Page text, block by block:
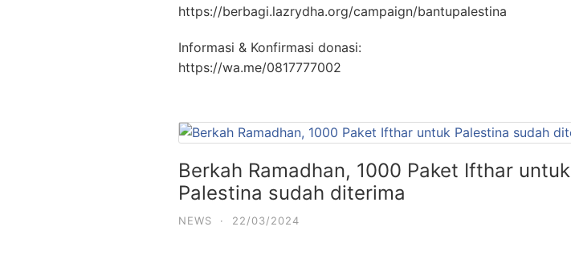
https://berbagi.lazrydha.org/campaign/bantupalestina
Informasi & Konfirmasi donasi:
https://wa.me/0817777002
Berkah Ramadhan, 1000 Paket Ifthar untuk
Palestina sudah diterima
NEWS · 22/03/2024